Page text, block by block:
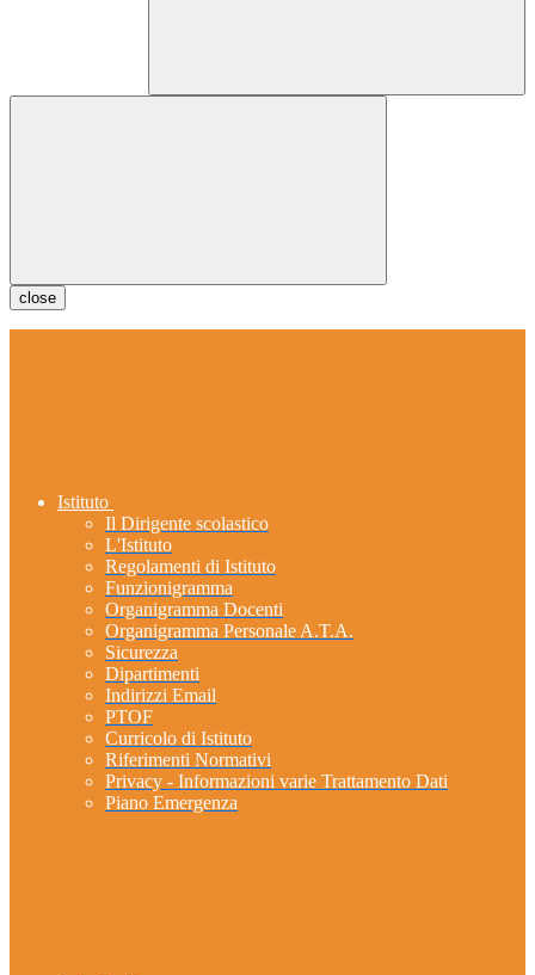
close
Istituto
Il Dirigente scolastico
L'Istituto
Regolamenti di Istituto
Funzionigramma
Organigramma Docenti
Organigramma Personale A.T.A.
Sicurezza
Dipartimenti
Indirizzi Email
PTOF
Curricolo di Istituto
Riferimenti Normativi
Privacy - Informazioni varie Trattamento Dati
Piano Emergenza